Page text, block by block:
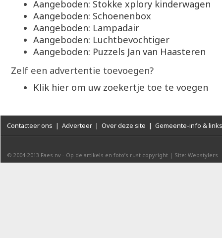
Aangeboden: Stokke xplory kinderwagen
Aangeboden: Schoenenbox
Aangeboden: Lampadair
Aangeboden: Luchtbevochtiger
Aangeboden: Puzzels Jan van Haasteren
Zelf een advertentie toevoegen?
Klik hier om uw zoekertje toe te voegen
Contacteer ons | Adverteer | Over deze site | Gemeente-info & links
© 2004-2013 Faes nv - Op de artikels en foto’s rust copyright | Site: Webstylers